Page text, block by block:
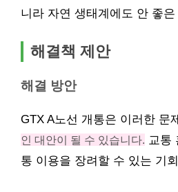
니라 자연 생태계에도 안 좋
해결책 제안
해결 방안
GTX A노선 개통은 이러한 문
인 대안이 될 수 있습니다. 교통
통 이용을 장려할 수 있는 기